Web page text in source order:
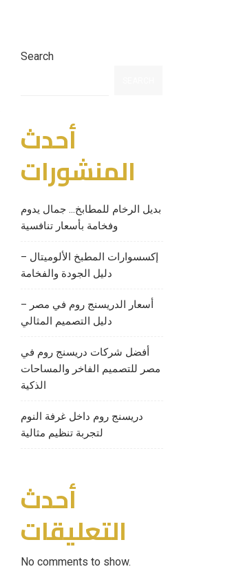
Search
أحدث
المنشورات
بديل الرخام للمطابخ… جمال يدوم
وفخامة بأسعار تنافسية
إكسسوارات المطبخ الألوميتال –
دليل الجودة والفخامة
أسعار الدريسنج روم في مصر –
دليل التصميم المثالي
أفضل شركات دريسنج روم في
مصر للتصميم الفاخر والمساحات
الذكية
دريسنج روم داخل غرفة النوم
لتجربة تنظيم مثالية
أحدث
التعليقات
No comments to show.